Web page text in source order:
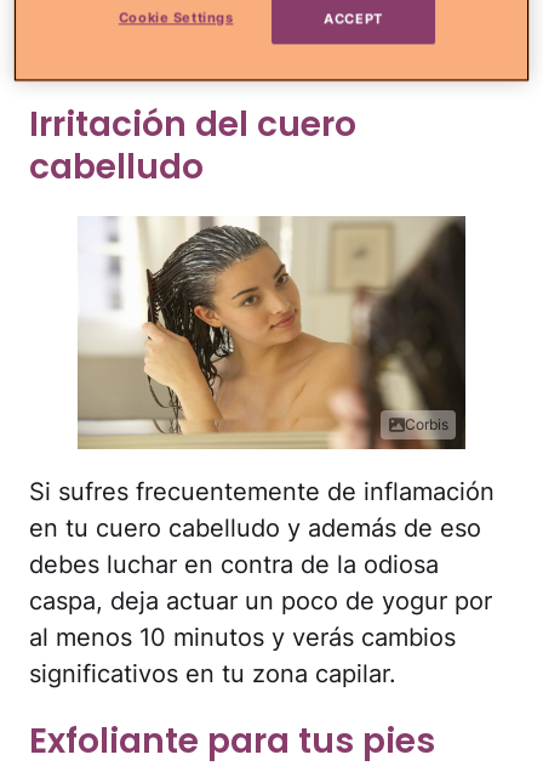
cara por 15 minutos. Te encantarán los
Irritación del cuero
cabelludo
Corbis
Si sufres frecuentemente de inflamación
en tu cuero cabelludo y además de eso
debes luchar en contra de la odiosa
caspa, deja actuar un poco de yogur por
al menos 10 minutos y verás cambios
significativos en tu zona capilar.
Exfoliante para tus pies
Cookie Settings ACCEPT